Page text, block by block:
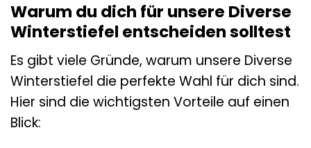
Warum du dich für unsere Diverse
Winterstiefel entscheiden solltest
Es gibt viele Gründe, warum unsere Diverse
Winterstiefel die perfekte Wahl für dich sind.
Hier sind die wichtigsten Vorteile auf einen
Blick: